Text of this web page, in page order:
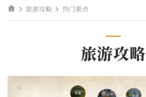
旅游攻略 热门景点
旅游攻略